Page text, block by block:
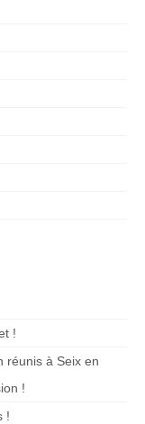
!
réunis à Seix en
!
!